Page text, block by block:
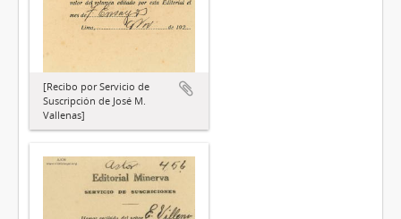
[Recibo por Servicio de
Suscripción de José M.
Vallenas]